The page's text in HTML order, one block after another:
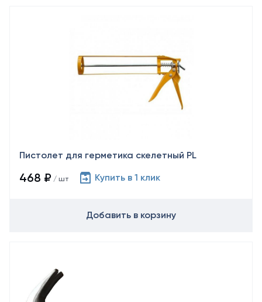
Пистолет для герметика скелетный PL
468 ₽ / шт Купить в 1 клик
Добавить в корзину